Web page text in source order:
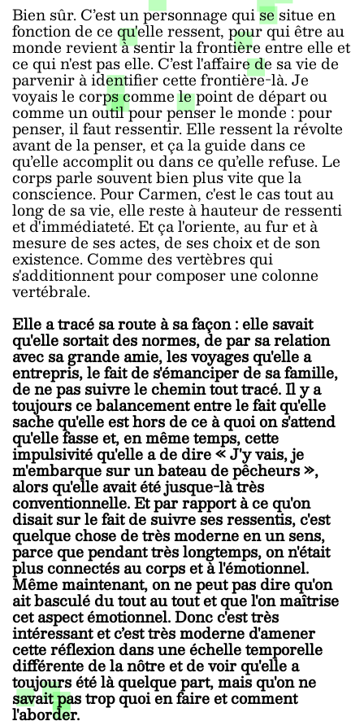
Bien sûr. C’est un personnage qui se situe en
fonction de ce qu'elle ressent, pour qui être au
monde revient à sentir la frontière entre elle et
ce qui n'est pas elle. C’est l'affaire de sa vie de
parvenir à identifier cette frontière-là. Je
voyais le corps comme le point de départ ou
comme un outil pour penser le monde : pour
penser, il faut ressentir. Elle ressent la révolte
avant de la penser, et ça la guide dans ce
qu’elle accomplit ou dans ce qu’elle refuse. Le
corps parle souvent bien plus vite que la
conscience. Pour Carmen, c'est le cas tout au
long de sa vie, elle reste à hauteur de ressenti
et d'immédiateté. Et ça l'oriente, au fur et à
mesure de ses actes, de ses choix et de son
existence. Comme des vertèbres qui
s'additionnent pour composer une colonne
vertébrale.
Elle a tracé sa route à sa façon : elle savait
qu'elle sortait des normes, de par sa relation
avec sa grande amie, les voyages qu'elle a
entrepris, le fait de s'émanciper de sa famille,
de ne pas suivre le chemin tout tracé. Il y a
toujours ce balancement entre le fait qu'elle
sache qu'elle est hors de ce à quoi on s'attend
qu'elle fasse et, en même temps, cette
impulsivité qu'elle a de dire « J'y vais, je
m'embarque sur un bateau de pêcheurs »,
alors qu'elle avait été jusque-là très
conventionnelle. Et par rapport à ce qu'on
disait sur le fait de suivre ses ressentis, c'est
quelque chose de très moderne en un sens,
parce que pendant très longtemps, on n'était
plus connectés au corps et à l'émotionnel.
Même maintenant, on ne peut pas dire qu'on
ait basculé du tout au tout et que l'on maîtrise
cet aspect émotionnel. Donc c'est très
intéressant et c’est très moderne d'amener
cette réflexion dans une échelle temporelle
différente de la nôtre et de voir qu'elle a
toujours été là quelque part, mais qu'on ne
savait pas trop quoi en faire et comment
l'aborder.